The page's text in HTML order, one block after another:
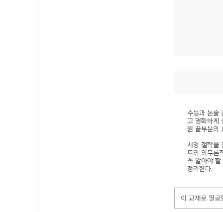
수능과 논술
고 명확하게
원 끝부분의
서양 철학을
트의 의무론
꼭 알아야 할
정리한다.
이 교재로 열